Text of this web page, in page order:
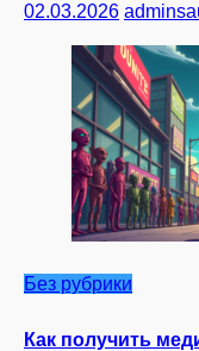
02.03.2026
Без рубрики
Как получить